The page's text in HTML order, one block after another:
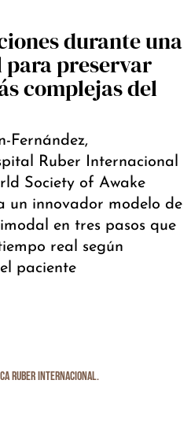
durante una
preservar
complejas del
Fernández,
Ruber Internacional
Society of Awake
un innovador modelo de
en tres pasos que
real según
paciente